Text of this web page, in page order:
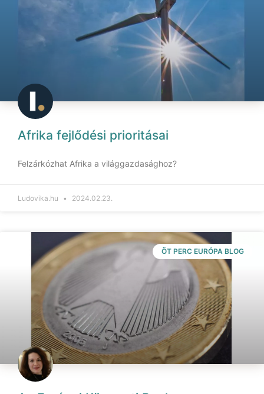
Afrika fejlődési prioritásai
Felzárkózhat Afrika a világgazdasághoz?
Ludovika.hu 2024.02.23.
ÖT PERC EURÓPA BLOG